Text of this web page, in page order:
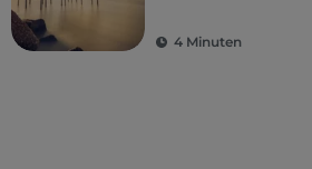
4 Minuten